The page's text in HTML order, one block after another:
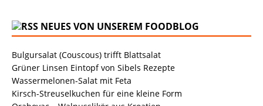
NEUES VON UNSEREM FOODBLOG
Bulgursalat (Couscous) trifft Blattsalat
Grüner Linsen Eintopf von Sibels Rezepte
Wassermelonen-Salat mit Feta
Kirsch-Streuselkuchen für eine kleine Form